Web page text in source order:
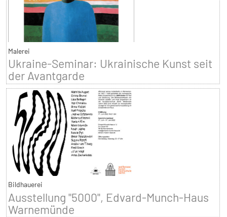
Malerei
Ukraine-Seminar: Ukrainische Kunst seit
der Avantgarde
Bildhauerei
Ausstellung "5000", Edvard-Munch-Haus
Warnemünde